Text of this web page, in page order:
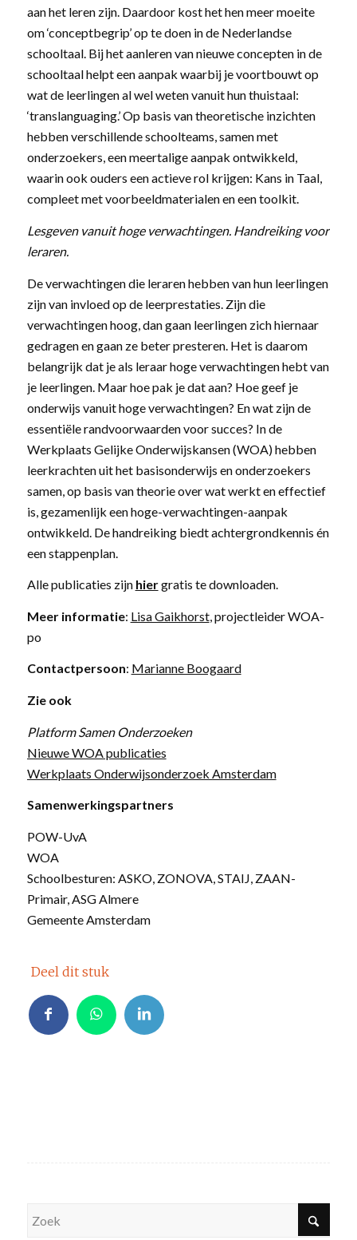
aan het leren zijn. Daardoor kost het hen meer moeite
om ‘conceptbegrip’ op te doen in de Nederlandse
schooltaal. Bij het aanleren van nieuwe concepten in de
schooltaal helpt een aanpak waarbij je voortbouwt op
wat de leerlingen al wel weten vanuit hun thuistaal:
‘translanguaging.’ Op basis van theoretische inzichten
hebben verschillende schoolteams, samen met
onderzoekers, een meertalige aanpak ontwikkeld,
waarin ook ouders een actieve rol krijgen: Kans in Taal,
compleet met voorbeeldmaterialen en een toolkit.
Lesgeven vanuit hoge verwachtingen. Handreiking voor
leraren.
De verwachtingen die leraren hebben van hun leerlingen
zijn van invloed op de leerprestaties. Zijn die
verwachtingen hoog, dan gaan leerlingen zich hiernaar
gedragen en gaan ze beter presteren. Het is daarom
belangrijk dat je als leraar hoge verwachtingen hebt van
je leerlingen. Maar hoe pak je dat aan? Hoe geef je
onderwijs vanuit hoge verwachtingen? En wat zijn de
essentiële randvoorwaarden voor succes? In de
Werkplaats Gelijke Onderwijskansen (WOA) hebben
leerkrachten uit het basisonderwijs en onderzoekers
samen, op basis van theorie over wat werkt en effectief
is, gezamenlijk een hoge-verwachtingen-aanpak
ontwikkeld. De handreiking biedt achtergrondkennis én
een stappenplan.
Alle publicaties zijn hiergratis te downloaden.
Meer informatie: Lisa Gaikhorst, projectleider WOA-
po
Contactpersoon: Marianne Boogaard
Zie ook
Platform Samen Onderzoeken
Nieuwe WOA publicaties
Werkplaats Onderwijsonderzoek Amsterdam
Samenwerkingspartners
POW-UvA
WOA
Schoolbesturen: ASKO, ZONOVA, STAIJ, ZAAN-
Primair, ASG Almere
Gemeente Amsterdam
Deel dit stuk